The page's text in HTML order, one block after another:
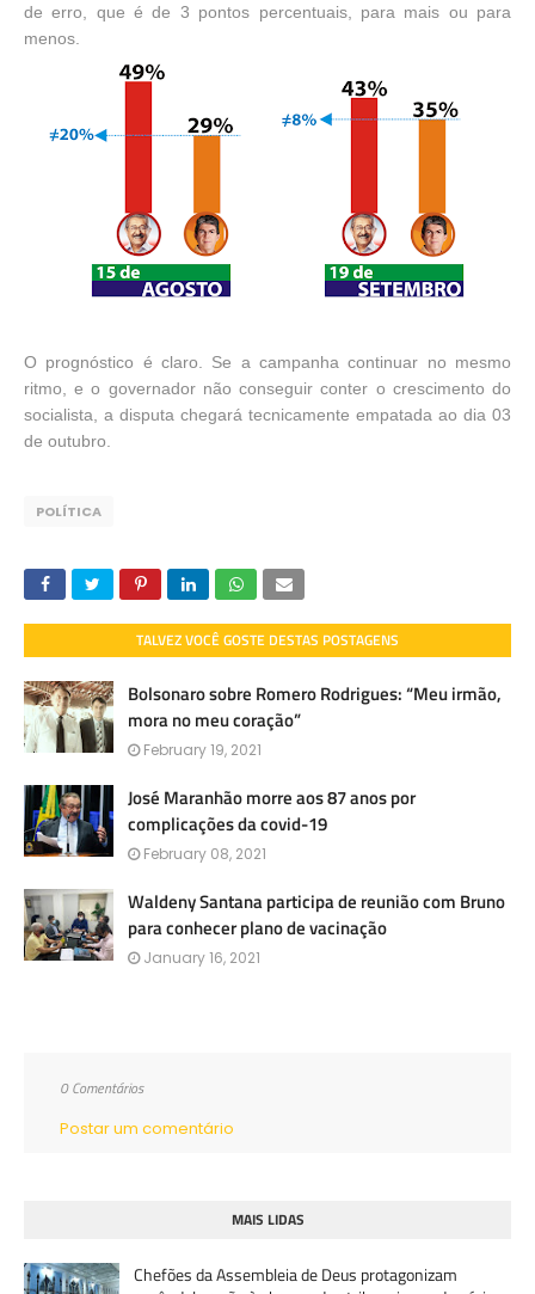
de erro, que é de 3 pontos percentuais, para mais ou para
menos.
O prognóstico é claro. Se a campanha continuar no mesmo
ritmo, e o governador não conseguir conter o crescimento do
socialista, a disputa chegará tecnicamente empatada ao dia 03
de outubro.
POLÍTICA
TALVEZ VOCÊ GOSTE DESTAS POSTAGENS
Bolsonaro sobre Romero Rodrigues: “Meu irmão,
mora no meu coração”
February 19, 2021
José Maranhão morre aos 87 anos por
complicações da covid-19
February 08, 2021
Waldeny Santana participa de reunião com Bruno
para conhecer plano de vacinação
January 16, 2021
0 Comentários
Postar um comentário
MAIS LIDAS
Chefões da Assembleia de Deus protagonizam